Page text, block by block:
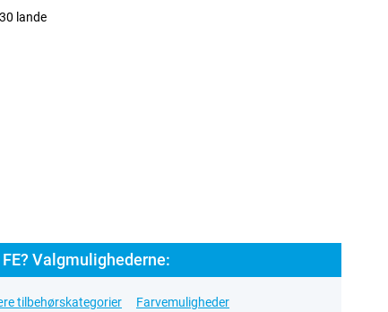
lande
Valgmulighederne:
tilbehørskategorier Farvemuligheder